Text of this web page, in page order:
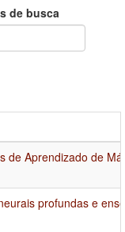
de busca
de Aprendizado de
profundas e